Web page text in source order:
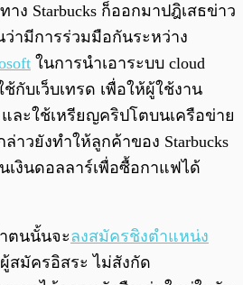
ง Starbucks ก็ออกมาปฎิเสธข่าว
ามีการร่วมมือกันระหว่าง
ในการนำเอาระบบ cloud
กับเว็บเทรด เพื่อให้ผู้ใช้งาน
ละใช้เหรียญคริปโตบนเครือข่าย
าวยังทำให้ลูกค้าของ Starbucks
เงินดอลลาร์เพื่อซื้อกาแฟได้
ตนนั้นจะลงสมัครชิงตำแหน่ง
สมัครอิสระ ไม่สังกัด